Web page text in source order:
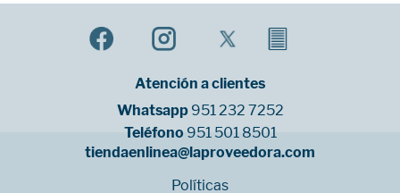
Atención a clientes
Whatsapp 951 232 7252
Teléfono 951 501 8501
tiendaenlinea@laproveedora.com
Políticas